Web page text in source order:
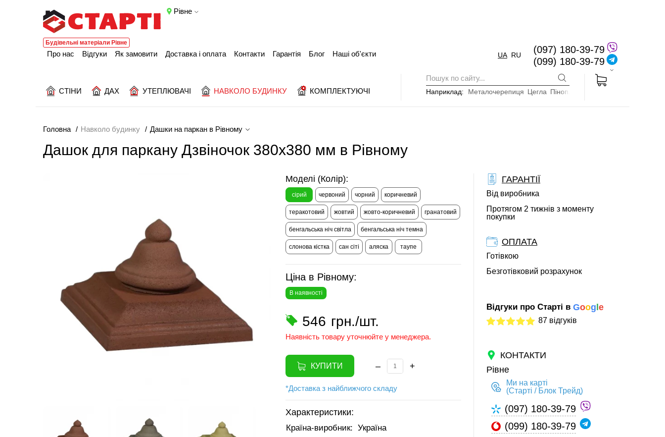
Рівне
Будівельні матеріали Рівне
Наприклад: Металочерепиця Цегла Пінопласт
СТІНИ ДАХ УТЕПЛЮВАЧІ НАВКОЛО БУДИНКУ КОМПЛЕКТУЮЧІ
(097) 180-39-79
(099) 180-39-79
Про нас Відгуки Як замовити Доставка і оплата Контакти Гарантія Блог Наші об'єкти UA RU
Головна Навколо будинку Дашки на паркан в Рівному
Дашок для паркану Дзвіночок 380х380 мм в Рівному
Моделі (Колір):
сірий червоний чорний коричневий
теракотовий жовтий жовто-коричневий гранатовий
бенгальська ніч світла бенгальська ніч темна
слонова кістка сан сіті аляска таупе
Ціна в Рівному:
В наявності
546 грн./шт.
Наявність товару уточнюйте у менеджера.
КУПИТИ – +
*Доставка з найближчого складу
Характеристики:
Країна-виробник: Україна
ГАРАНТІЇ
Від виробника
Протягом 2 тижнів з моменту
покупки
ОПЛАТА
Готівкою
Безготівковий розрахунок
Відгуки про Старті в Goog e
87 відгуків
КОНТАКТИ
Рівне
Ми на карті
(Старті / Блок Трейд)
(097) 180-39-79
(099) 180-39-79